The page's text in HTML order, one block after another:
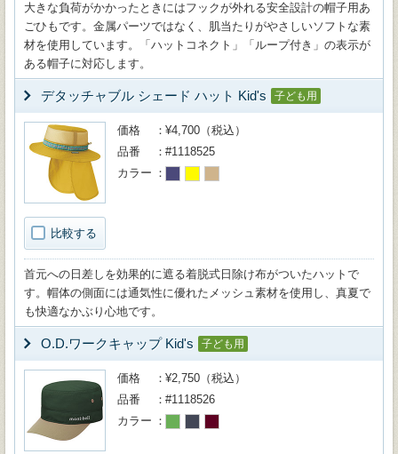
大きな負荷がかかったときにはフックが外れる安全設計の帽子用あ
ごひもです。金属パーツではなく、肌当たりがやさしいソフトな素
材を使用しています。「ハットコネクト」「ループ付き」の表示が
ある帽子に対応します。
デタッチャブル シェード ハット Kid's 子ども用
比較する
価格
¥4,700（税込）
品番
#1118525
カラー
首元への日差しを効果的に遮る着脱式日除け布がついたハットで
す。帽体の側面には通気性に優れたメッシュ素材を使用し、真夏で
も快適なかぶり心地です。
O.D.ワークキャップ Kid's 子ども用
価格
¥2,750（税込）
品番
#1118526
カラー